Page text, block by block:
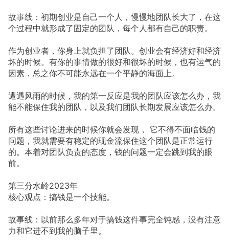
故事线：初期创业是自己一个人，慢慢地团队长大了，在这
个过程中就形成了固定的团队，每个人都有自己的职责。
作为创业者，你身上就负担了团队。创业会有经济好和经济
坏的时候。有你的事情做的很好和很坏的时候，也有运气的
因素，总之你不可能永远在一个平静的海面上。
遭遇风雨的时候，我的第一反应是我的团队应该怎么办，我
能不能保住我的团队，以及我们团队长期发展应该怎么办。
所有这些讨论进来的时候你就会发现， 它不得不面临钱的
问题，我就需要有稳定的现金流保住这个团队是正常运行
的。本着对团队负责的态度，钱的问题一定会跳到我的眼
前。
第三分水岭2023年
核心观点：搞钱是一个技能。
故事线：以前那么多年对于搞钱这件事完全钝感，没有注意
力和它进不到我的脑子里。